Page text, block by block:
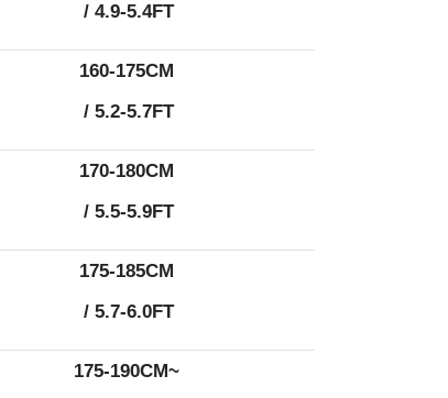
/ 4.9-5.4FT
160-175CM
/ 5.2-5.7FT
170-180CM
/ 5.5-5.9FT
175-185CM
/ 5.7-6.0FT
175-190CM~